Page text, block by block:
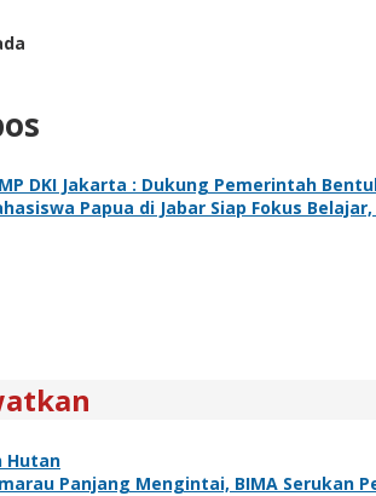
DKI Jakarta : Dukung Pemerintah
Papua di Jabar Siap Fokus
Panjang Mengintai, BIMA Serukan